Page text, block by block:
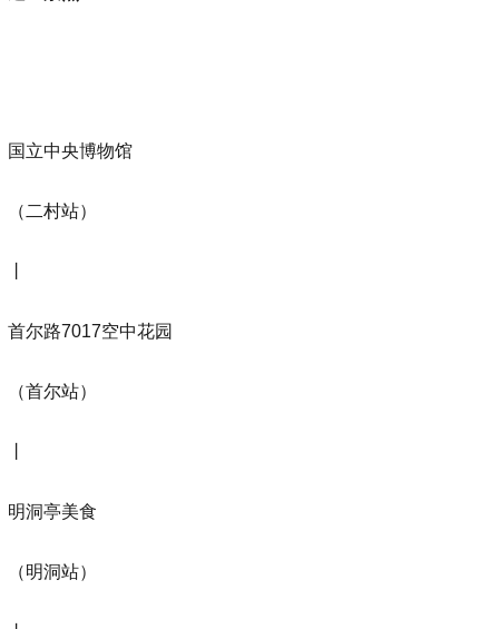
国立中央博物馆
（二村站）
首尔路7017空中花园
（首尔站）
明洞亭美食
（明洞站）